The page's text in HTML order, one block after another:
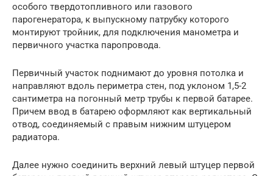
особого твердотопливного или газового
парогенератора, к выпускному патрубку которого
монтируют тройник, для подключения манометра и
первичного участка паропровода.
Первичный участок поднимают до уровня потолка и
направляют вдоль периметра стен, под уклоном 1,5-2
сантиметра на погонный метр трубы к первой батарее.
Причем ввод в батарею оформляют как вертикальный
отвод, соединяемый с правым нижним штуцером
радиатора.
Далее нужно соединить верхний левый штуцер первой